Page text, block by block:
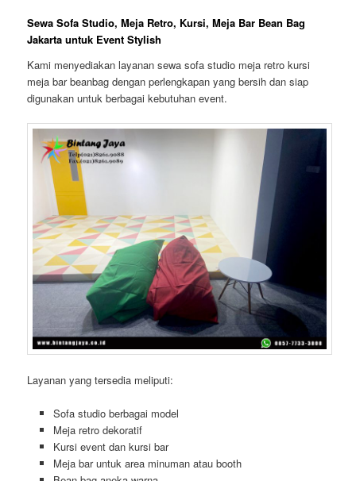
Sewa Sofa Studio, Meja Retro, Kursi, Meja Bar Bean Bag
Jakarta untuk Event Stylish
Kami menyediakan layanan sewa sofa studio meja retro kursi
meja bar beanbag dengan perlengkapan yang bersih dan siap
digunakan untuk berbagai kebutuhan event.
Layanan yang tersedia meliputi:
Sofa studio berbagai model
Meja retro dekoratif
Kursi event dan kursi bar
Meja bar untuk area minuman atau booth